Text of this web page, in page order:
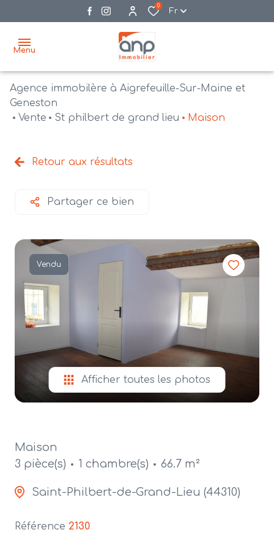
0
Fr
Menu
accueil
vente
agences
estimation
alerte
e-
mail
Agence immobilère à Aigrefeuille-Sur-Maine et
Geneston
Vente
St philbert de grand lieu Maison
Retour aux résultats
Partager ce bien
Vendu
Afficher toutes les photos
Maison
3 pièce(s)
1 chambre(s) 66.7 m²
Saint-Philbert-de-Grand-Lieu (44310)
Référence 2130